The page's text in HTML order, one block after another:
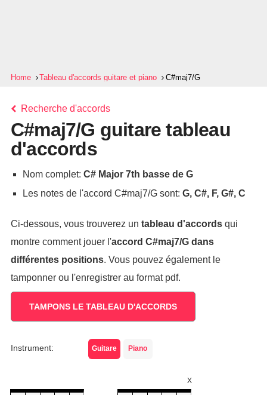
Home Tableau d'accords guitare et piano C#maj7/G
Recherche d'accords
C#maj7/G guitare tableau
d'accords
Nom complet: C# Major 7th basse de G
Les notes de l'accord C#maj7/G sont: G, C#, F, G#, C
Ci-dessous, vous trouverez un tableau d'accordsqui
montre comment jouer l'accord C#maj7/Gdans
différentes positions. Vous pouvez également le
tamponner ou l'enregistrer au format pdf.
TAMPONS LE TABLEAU D'ACCORDS
Instrument: Guitare Piano
X